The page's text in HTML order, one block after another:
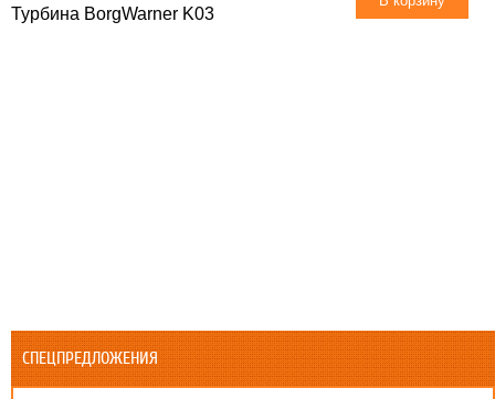
Турбина BorgWarner K03
СПЕЦПРЕДЛОЖЕНИЯ